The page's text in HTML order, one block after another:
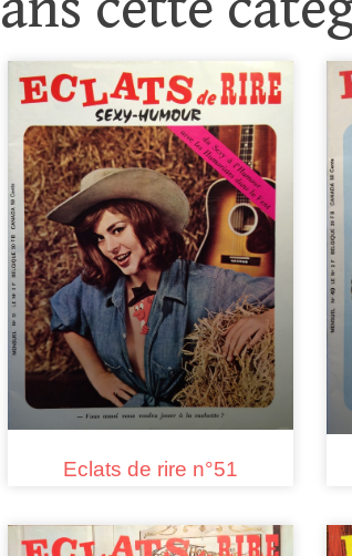
Eclats de rire n°51